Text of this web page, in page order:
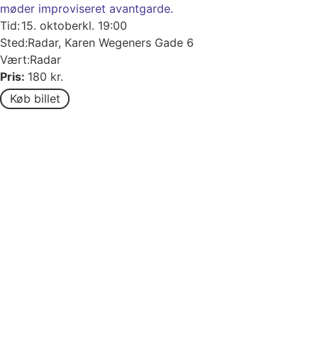
møder improviseret avantgarde.
Tid: 15. oktoberkl. 19:00
Sted:Radar, Karen Wegeners Gade 6
Vært:Radar
Pris: 180 kr.
Køb billet